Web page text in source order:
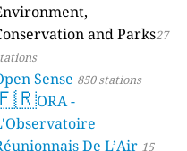
and Parks27
Sense 850 stations
ORA -
De L’Air 15